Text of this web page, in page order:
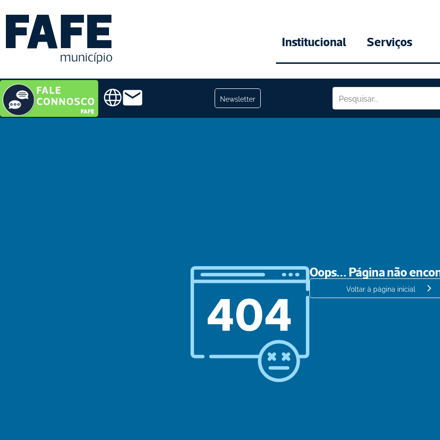
Institucional Serviços
Newsletter
Oops... Página não
Voltar à página inicial